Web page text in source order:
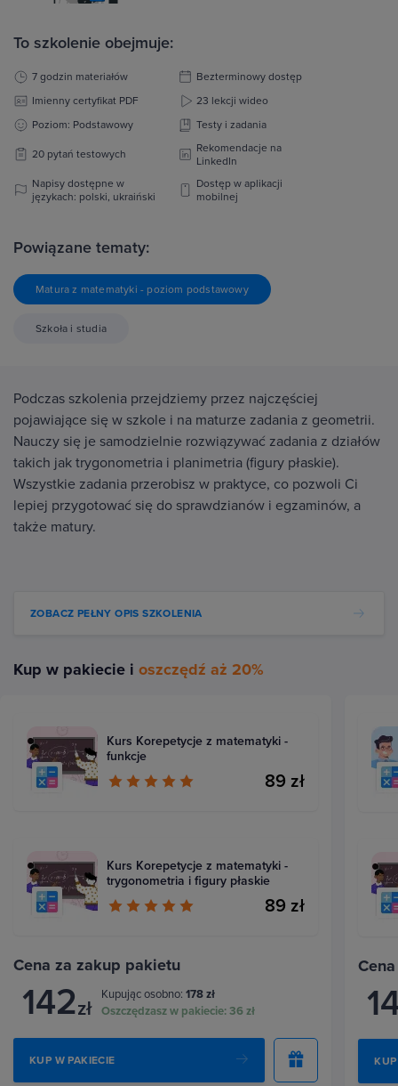
To szkolenie obejmuje:
7 godzin materiałów
Bezterminowy dostęp
Imienny certyfikat PDF
23 lekcji wideo
Poziom: Podstawowy
Testy i zadania
20 pytań testowych
Rekomendacje na
LinkedIn
Napisy dostępne w
językach: polski, ukraiński
Dostęp w aplikacji
mobilnej
Powiązane tematy:
Matura z matematyki - poziom podstawowy
Szkoła i studia
Podczas szkolenia przejdziemy przez najczęściej
pojawiające się w szkole i na maturze zadania z geometrii.
Nauczy się je samodzielnie rozwiązywać zadania z działów
takich jak trygonometria i planimetria (figury płaskie).
Wszystkie zadania przerobisz w praktyce, co pozwoli Ci
lepiej przygotować się do sprawdzianów i egzaminów, a
także matury.
ZOBACZ PEŁNY OPIS SZKOLENIA
Kup w pakiecie i oszczędź aż 20%
Kurs Korepetycje z matematyki -
funkcje
89 zł
Kurs Korepetycje z matematyki -
trygonometria i figury płaskie
89 zł
Cena za zakup pakietu
142zł
Kupując osobno: 178 zł
Oszczędzasz w pakiecie:36 zł
KUP W PAKIECIE